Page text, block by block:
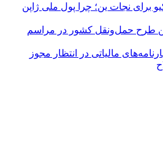
برای نجات ین؛ چرا پول ملی ژاپن
طرح حمل‌ونقل کشور در مراسم
مالیاتی در انتظار مجوز